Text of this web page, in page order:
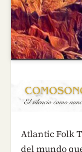
Atlantic Folk
del mundo